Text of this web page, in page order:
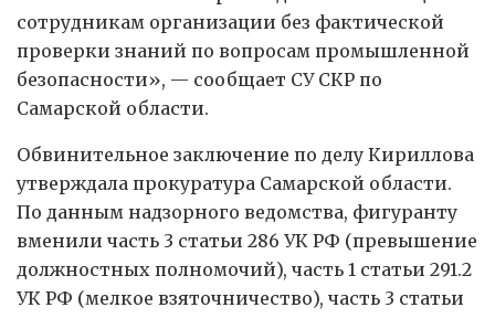
сотрудникам организации без фактической
проверки знаний по вопросам промышленной
безопасности», — сообщает СУ СКР по
Самарской области.
Обвинительное заключение по делу Кириллова
утверждала прокуратура Самарской области.
По данным надзорного ведомства, фигуранту
вменили часть 3 статьи 286 УК РФ (превышение
должностных полномочий), часть 1 статьи 291.2
УК РФ (мелкое взяточничество), часть 3 статьи